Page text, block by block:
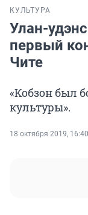
КУЛЬТУРА
Улан-
первый
Чите
«Кобзон был
культуры».
18 октября 2019, 16:40